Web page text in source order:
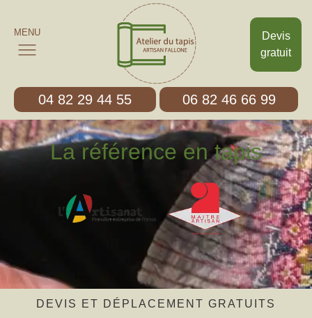
Devis
gratuit
MENU
04 82 29 44 55 06 82 46 66 99
La référence en tapis
DEVIS ET DÉPLACEMENT GRATUITS